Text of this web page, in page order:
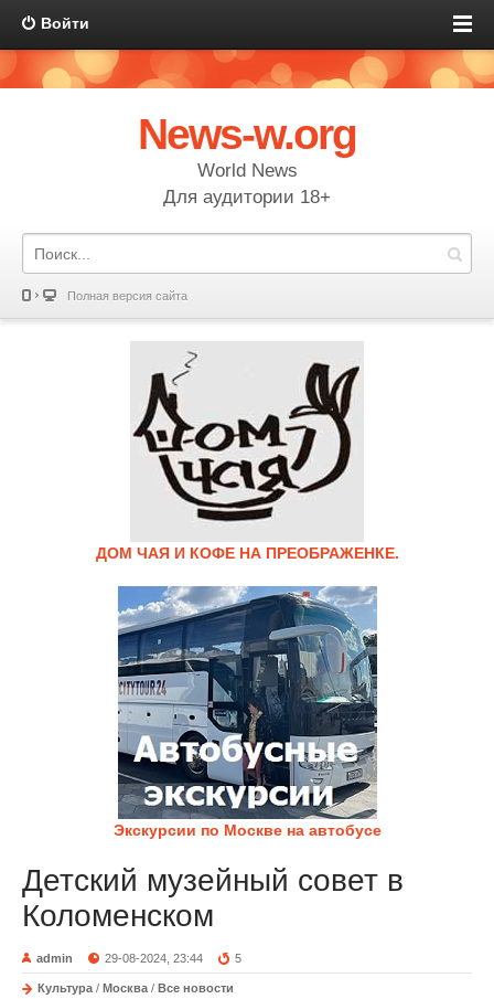
Войти
News-w.org
World News
Для аудитории 18+
Полная версия сайта
ДОМ ЧАЯ И КОФЕ НА ПРЕОБРАЖЕНКЕ.
Экскурсии по Москве на автобусе
Детский музейный совет в
Коломенском
admin 29-08-2024, 23:44 5
Культура / Москва / Все новости